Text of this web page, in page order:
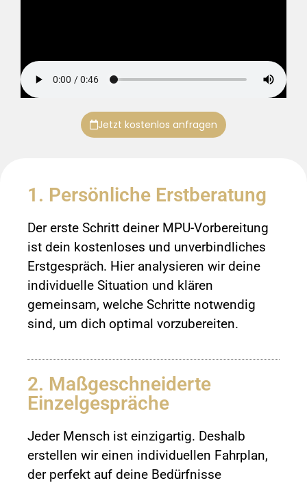
Jetzt kostenlos anfragen
1. Persönliche Erstberatung
Der erste Schritt deiner MPU-Vorbereitung
ist dein kostenloses und unverbindliches
Erstgespräch. Hier analysieren wir deine
individuelle Situation und klären
gemeinsam, welche Schritte notwendig
sind, um dich optimal vorzubereiten.
2. Maßgeschneiderte
Einzelgespräche
Jeder Mensch ist einzigartig. Deshalb
erstellen wir einen individuellen Fahrplan,
der perfekt auf deine Bedürfnisse